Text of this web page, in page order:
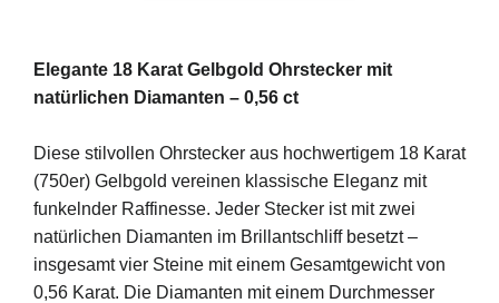
Elegante 18 Karat Gelbgold Ohrstecker mit
natürlichen Diamanten – 0,56 ct
Diese stilvollen Ohrstecker aus hochwertigem 18 Karat
(750er) Gelbgold vereinen klassische Eleganz mit
funkelnder Raffinesse. Jeder Stecker ist mit zwei
natürlichen Diamanten im Brillantschliff besetzt –
insgesamt vier Steine mit einem Gesamtgewicht von
0,56 Karat. Die Diamanten mit einem Durchmesser